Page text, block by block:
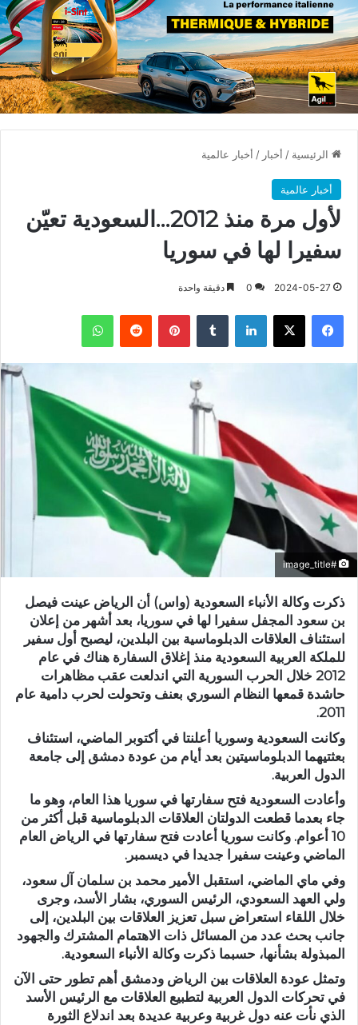
الرئيسية / أخبار / أخبار عالمية
أخبار عالمية
لأول مرة منذ 2012…السعودية تعيّن
سفيرا لها في سوريا
2024-05-27
0 دقيقة واحدة
فيسبوك X لينكدإن بينتيريست واتساب
#image_title
ذكرت وكالة الأنباء السعودية (واس) أن الرياض عينت فيصل
بن سعود المجفل سفيرا لها في سوريا، بعد أشهر من إعلان
استئناف العلاقات الدبلوماسية بين البلدين، ليصبح أول سفير
للملكة العربية السعودية منذ إغلاق السفارة هناك في عام
2012 خلال الحرب السورية التي اندلعت عقب مظاهرات
حاشدة قمعها النظام السوري بعنف وتحولت لحرب دامية عام
2011.
وكانت السعودية وسوريا أعلنتا في أكتوبر الماضي، استئناف
بعثتيهما الدبلوماسيتين بعد أيام من عودة دمشق إلى جامعة
الدول العربية.
وأعادت السعودية فتح سفارتها في سوريا هذا العام، وهو ما
جاء بعدما قطعت الدولتان العلاقات الدبلوماسية قبل أكثر من
10 أعوام. وكانت سوريا أعادت فتح سفارتها في الرياض العام
الماضي وعينت سفيرا جديدا في ديسمبر.
وفي ماي الماضي، استقبل الأمير محمد بن سلمان آل سعود،
ولي العهد السعودي، الرئيس السوري، بشار الأسد، وجرى
خلال اللقاء استعراض سبل تعزيز العلاقات بين البلدين، إلى
جانب بحث عدد من المسائل ذات الاهتمام المشترك والجهود
المبذولة بشأنها، حسبما ذكرت وكالة الأنباء السعودية.
وتمثل عودة العلاقات بين الرياض ودمشق أهم تطور حتى الآن
في تحركات الدول العربية لتطبيع العلاقات مع الرئيس الأسد
الذي نأت عنه دول غربية وعربية عديدة بعد اندلاع الثورة